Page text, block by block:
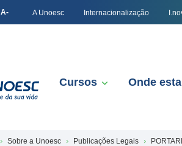
A- A Unoesc Internacionalização
Cursos Onde
Sobre a Unoesc Publicações Legais